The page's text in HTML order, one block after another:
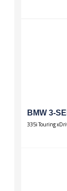
BMW 3-
335i Touring